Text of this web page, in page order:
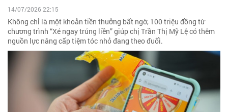
14/07/2026 22:15
Không chỉ là một khoản tiền thưởng bất ngờ, 100 triệu đồng từ
chương trình “Xé ngay trúng liền” giúp chị Trần Thị Mỹ Lệ có thêm
nguồn lực nâng cấp tiệm tóc nhỏ đang theo đuổi.